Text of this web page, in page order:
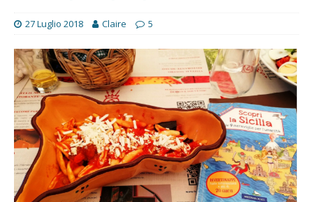
27 Luglio 2018 Claire 5